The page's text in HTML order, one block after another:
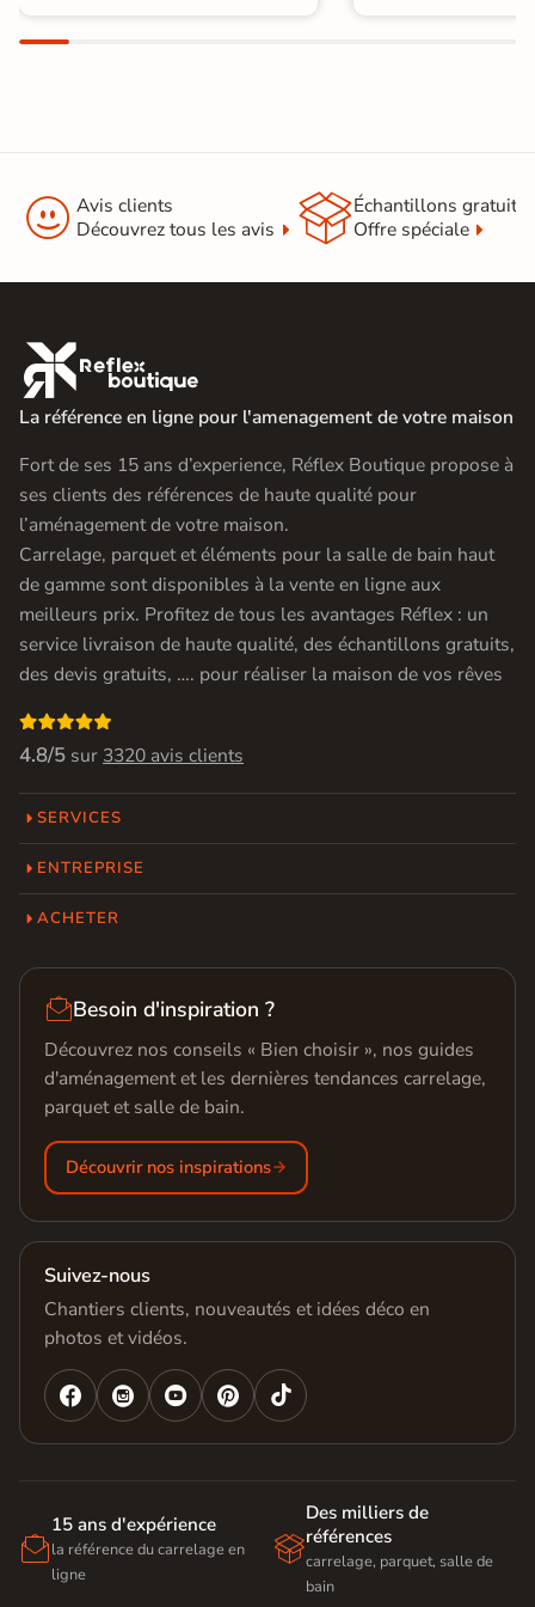
 Avis clients
Découvrez tous les avis
Échantillons gratuit
Offre spéciale

La référence en ligne pour l'amenagement de votre maison
Fort de ses 15 ans d’experience, Réflex Boutique propose à
ses clients des références de haute qualité pour
l’aménagement de votre maison.
Carrelage, parquet et éléments pour la salle de bain haut
de gamme sont disponibles à la vente en ligne aux
meilleurs prix. Profitez de tous les avantages Réflex : un
service livraison de haute qualité, des échantillons gratuits,
des devis gratuits, …. pour réaliser la maison de vos rêves

4.8/5 sur 3320 avis clients
SERVICES
ENTREPRISE
ACHETER
Besoin d'inspiration ?
Découvrez nos conseils « Bien choisir », nos guides
d'aménagement et les dernières tendances carrelage,
parquet et salle de bain.
Découvrir nos inspirations
Suivez-nous
Chantiers clients, nouveautés et idées déco en
photos et vidéos.
   

15 ans d'expérience
la référence du carrelage en
ligne

Des milliers de
références
carrelage, parquet, salle de
bain